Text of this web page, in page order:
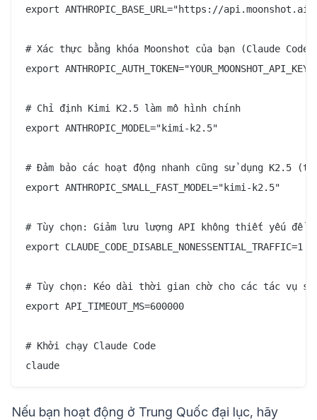
export ANTHROPIC_BASE_URL="https://
# Xác thực bằng khóa Moonshot của bạn (Claude
export ANTHROPIC_AUTH_TOKEN="YOUR_MOONSHOT_API_KEY"
# Chỉ định Kimi K2.5 làm mô hình chính
export ANTHROPIC_MODEL="kimi-k2.5"
# Đảm bảo các hoạt động nhanh cũng sử dụng K2.5
export ANTHROPIC_SMALL_FAST_MODEL="kimi-k2.5"
# Tùy chọn: Giảm lưu lượng API không thiết yếu để
export CLAUDE_CODE_DISABLE_NONESSENTIAL_TRAFFIC=1
# Tùy chọn: Kéo dài thời gian chờ cho các tác vụ
export API_TIMEOUT_MS=600000
# Khởi chạy Claude Code
Nếu bạn hoạt động ở Trung Quốc đại lục, hãy